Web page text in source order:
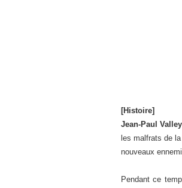
[Histoire]
Jean-Paul Valley
les malfrats de
nouveaux
Pendant ce